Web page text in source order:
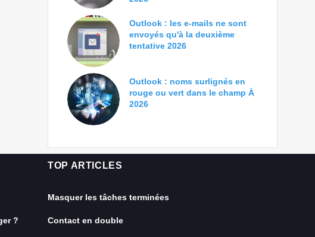
Outlook : les e-mails ne sont
envoyés qu'à la deuxième
tentative 2026
Outlook : noms surlignés en
rouge ou vert dans le champ À
2026
?
TOP ARTICLES
Masquer les tâches terminées
Contact en double